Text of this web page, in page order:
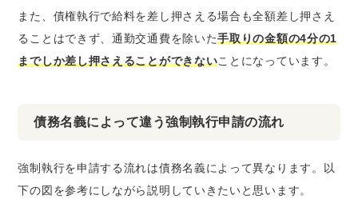
また、債権執行で給料を差し押さえる場合も全額差し押さえ
ることはできず、通勤交通費を除いた手取りの金額の4分の1
までしか差し押さえることができないことになっています。
債務名義によって違う強制執行申請の流れ
強制執行を申請する流れは債務名義によって異なります。以
下の図を参考にしながら説明していきたいと思います。